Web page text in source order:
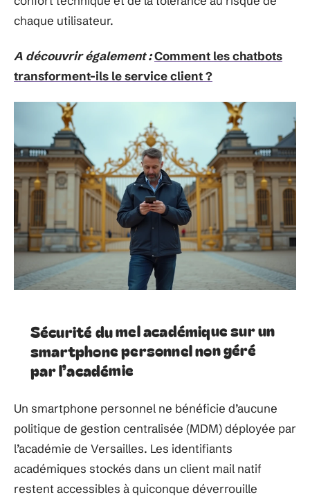
chaque utilisateur.
A découvrir également :Comment les chatbots
transforment-ils le service client ?
Sécurité du mel académique sur un
smartphone personnel non géré
par l’académie
Un smartphone personnel ne bénéficie d’aucune
politique de gestion centralisée (MDM) déployée par
l’académie de Versailles. Les identifiants
académiques stockés dans un client mail natif
restent accessibles à quiconque déverrouille